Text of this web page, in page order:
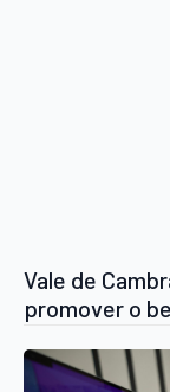
Vale de
promover o